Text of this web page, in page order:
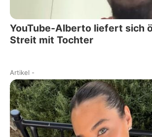
YouTube-Alberto liefert sich
Streit mit Tochter
Artikel -